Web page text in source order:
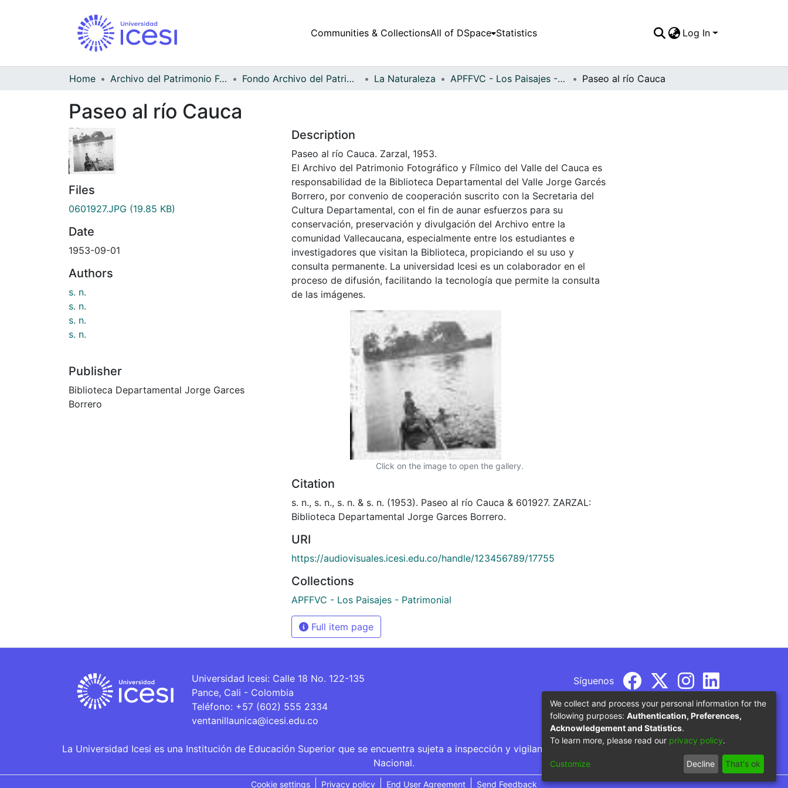
Communities & CollectionsAll of DSpace Statistics Log In
Home Archivo del Patrimonio Fotográfico y Fílmico del Valle del Cauca Fondo Archivo del Patrimonio Fotográfico y Fílmico del Valle del Cauca La Naturaleza APFFVC - Los Paisajes - Patrimonial Paseo al río Cauca
Paseo al río Cauca
Files
0601927.JPG (19.85 KB)
Date
1953-09-01
Authors
s. n.
s. n.
s. n.
s. n.
Publisher
Biblioteca Departamental Jorge Garces
Borrero
Description
Paseo al río Cauca. Zarzal, 1953.
El Archivo del Patrimonio Fotográfico y Fílmico del Valle del Cauca es
responsabilidad de la Biblioteca Departamental del Valle Jorge Garcés
Borrero, por convenio de cooperación suscrito con la Secretaria del
Cultura Departamental, con el fin de aunar esfuerzos para su
conservación, preservación y divulgación del Archivo entre la
comunidad Vallecaucana, especialmente entre los estudiantes e
investigadores que visitan la Biblioteca, propiciando el su uso y
consulta permanente. La universidad Icesi es un colaborador en el
proceso de difusión, facilitando la tecnología que permite la consulta
de las imágenes.
Click on the image to open the gallery.
Citation
s. n., s. n., s. n. & s. n. (1953). Paseo al río Cauca & 601927. ZARZAL:
Biblioteca Departamental Jorge Garces Borrero.
URI
https://audiovisuales.icesi.edu.co/handle/123456789/17755
Collections
APFFVC - Los Paisajes - Patrimonial
Full item page
Universidad Icesi: Calle 18 No. 122-135
Pance, Cali - Colombia
Teléfono: +57 (602) 555 2334
ventanillaunica@icesi.edu.co
Síguenos
La Universidad Icesi es una Institución de Educación Superior que se encuentra sujeta a inspección y vigilancia por parte del Ministerio de Educación
Nacional.
Cookie settings Privacy policy End User Agreement Send Feedback
We collect and process your personal information for the
following purposes: Authentication, Preferences,
Acknowledgement and Statistics.
To learn more, please read our privacy policy.
Customize Decline That's ok